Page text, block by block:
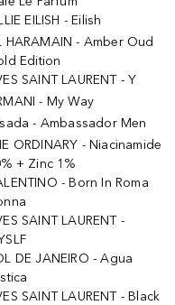
EILISH - Eilish
HARAMAIN - Amber Oud
Edition
SAINT LAURENT - Y
- My Way
- Ambassador Men
ORDINARY - Niacinamide
+ Zinc 1%
- Born In Roma
SAINT LAURENT -
DE JANEIRO - Agua
SAINT LAURENT - Black